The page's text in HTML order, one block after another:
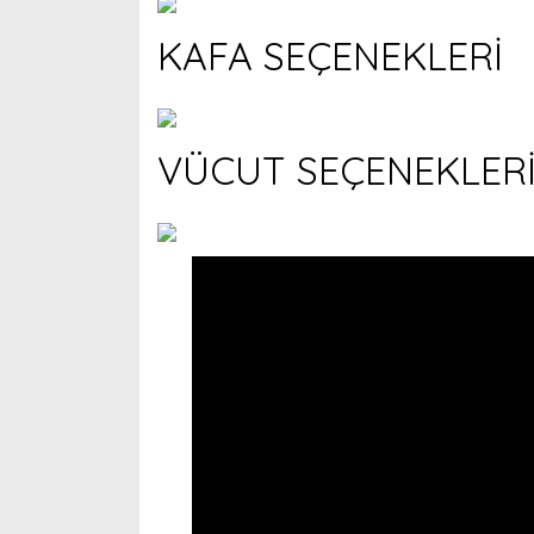
KAFA SEÇENEKLERİ
VÜCUT